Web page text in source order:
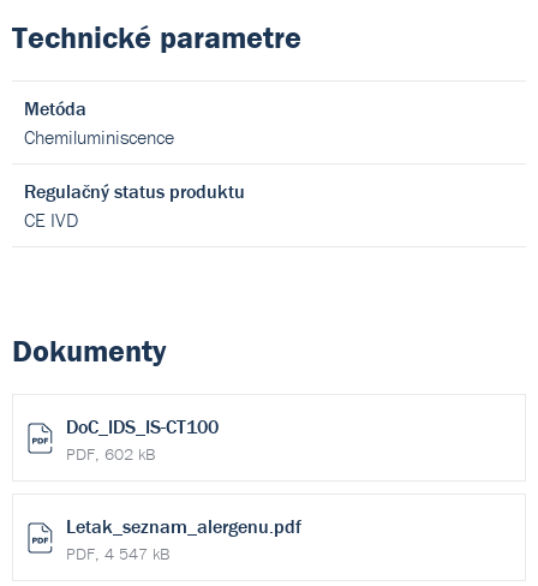
Technické parametre
Metóda
Chemiluminiscence
Regulačný status produktu
CE IVD
Dokumenty
DoC_IDS_IS-CT100
PDF, 602 kB
Letak_seznam_alergenu.pdf
PDF, 4 547 kB